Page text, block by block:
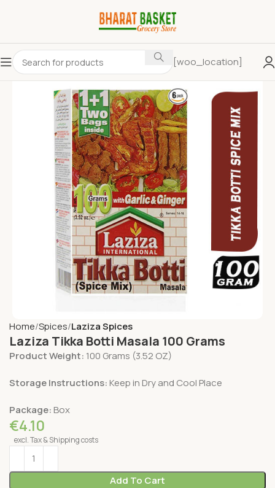
[woo_location]
Home Spices Laziza Spices
Laziza Tikka Botti Masala 100 Grams
Product Weight: 100 Grams (3.52 OZ)
Storage Instructions: Keep in Dry and Cool Place
Package: Box
€4.10
excl. Tax & Shipping costs
Add To Cart